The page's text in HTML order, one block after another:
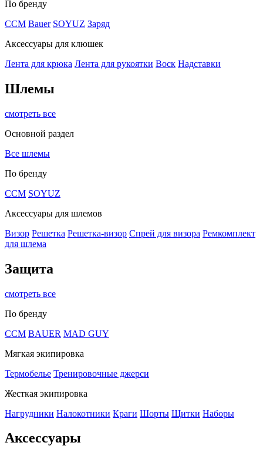
По бренду
CCM Bauer SOYUZ Заряд
Аксессуары для клюшек
Лента для крюка Лента для рукоятки Воск Надставки
Шлемы
смотреть все
Основной раздел
Все шлемы
По бренду
CCM SOYUZ
Аксессуары для шлемов
Визор Решетка Решетка-визор Спрей для визора Ремкомплект
для шлема
Защита
смотреть все
По бренду
CCM BAUER MAD GUY
Мягкая экипировка
Термобелье Тренировочные джерси
Жесткая экипировка
Нагрудники Налокотники Краги Шорты Щитки Наборы
Аксессуары